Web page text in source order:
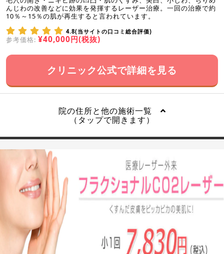
んじわの改善などに効果を発揮するレーザー治療。一回の治療で約
10％～15％の肌が再生すると言われています。
4.8(当サイトの口コミ総合評価)
参考価格: ¥40,000円(税抜)
クリニック公式で詳細を見る
院の住所と他の施術一覧
（タップで開きます）